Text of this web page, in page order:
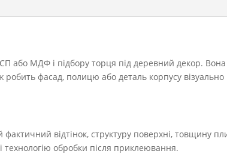
або МДФ і підбору торця під деревний декор. Вона
робить фасад, полицю або деталь корпусу візуально
відтінок, структуру поверхні, товщину
обробки після приклеювання.